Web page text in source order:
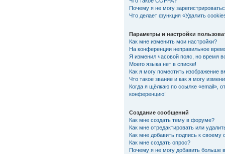
Почему я не могу
Что делает функция «Удалить
Параметры и настройки
Как мне изменить мои настройки?
На конференции неправильное
Я изменил часовой пояс, но время
Моего языка нет в списке!
Как я могу поместить изображение
Что такое звание и как я могу
Когда я щёлкаю по ссылке «email»,
конференцию!
Создание сообщений
Как мне создать тему в форуме?
Как мне отредактировать или
Как мне добавить подпись к своему
Как мне создать опрос?
Почему я не могу добавить больше